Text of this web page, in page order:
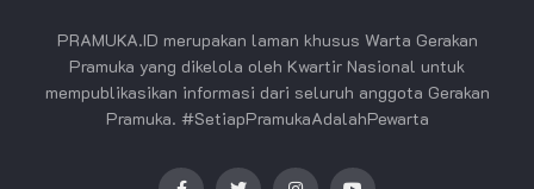
PRAMUKA.ID merupakan laman khusus Warta Gerakan
Pramuka yang dikelola oleh Kwartir Nasional untuk
mempublikasikan informasi dari seluruh anggota Gerakan
Pramuka. #SetiapPramukaAdalahPewarta